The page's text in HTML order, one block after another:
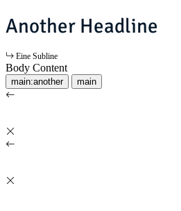
Another Headline
Eine Subline
Body Content
main:another main